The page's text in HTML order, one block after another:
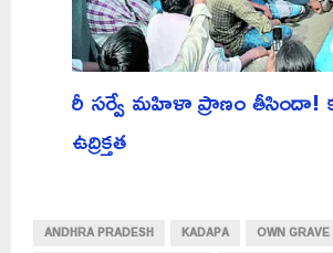
రీ సర్వే మహిళా ప్రాణం తీసిందా!
ఉద్రిక్తత
ANDHRA PRADESH KADAPA
OWN